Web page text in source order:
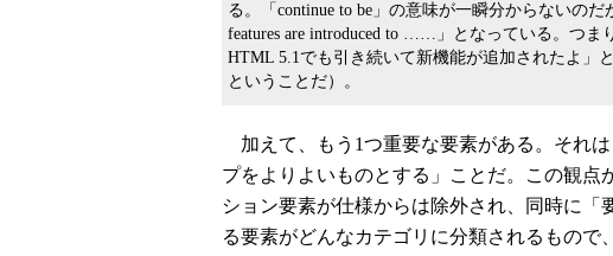
る。「continue to be」の意味が一瞬分からないの
features are introduced to ……」となっている。つま
HTML 5.1でも引き続いて新機能が追加されたよ」
ということだ）。
加えて、もう1つ重要な要素がある。それ
プをよりよいものとする」ことだ。この観点
ション要素が仕様からは除外され、同時に
る要素がどんなカテゴリに分類されるもので